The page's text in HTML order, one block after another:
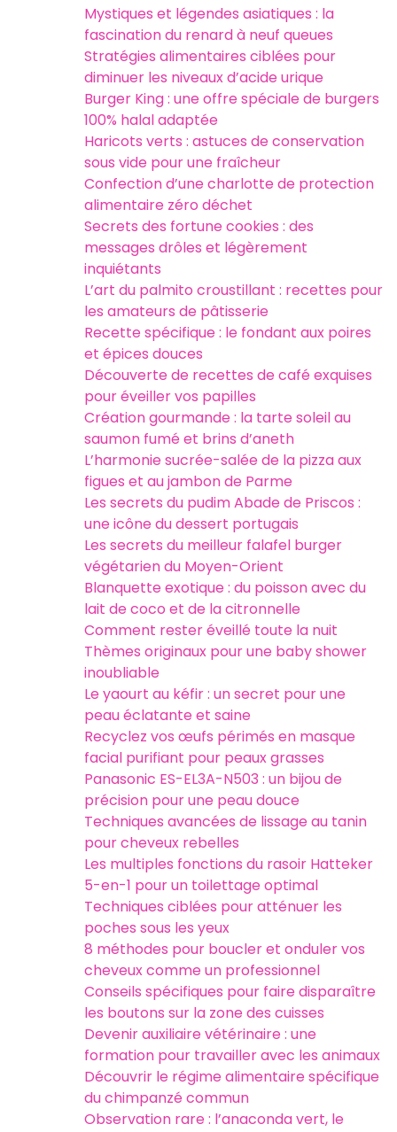
Mystiques et légendes asiatiques : la
fascination du renard à neuf queues
Stratégies alimentaires ciblées pour
diminuer les niveaux d’acide urique
Burger King : une offre spéciale de burgers
100% halal adaptée
Haricots verts : astuces de conservation
sous vide pour une fraîcheur
Confection d’une charlotte de protection
alimentaire zéro déchet
Secrets des fortune cookies : des
messages drôles et légèrement
inquiétants
L’art du palmito croustillant : recettes pour
les amateurs de pâtisserie
Recette spécifique : le fondant aux poires
et épices douces
Découverte de recettes de café exquises
pour éveiller vos papilles
Création gourmande : la tarte soleil au
saumon fumé et brins d’aneth
L’harmonie sucrée-salée de la pizza aux
figues et au jambon de Parme
Les secrets du pudim Abade de Priscos :
une icône du dessert portugais
Les secrets du meilleur falafel burger
végétarien du Moyen-Orient
Blanquette exotique : du poisson avec du
lait de coco et de la citronnelle
Comment rester éveillé toute la nuit
Thèmes originaux pour une baby shower
inoubliable
Le yaourt au kéfir : un secret pour une
peau éclatante et saine
Recyclez vos œufs périmés en masque
facial purifiant pour peaux grasses
Panasonic ES-EL3A-N503 : un bijou de
précision pour une peau douce
Techniques avancées de lissage au tanin
pour cheveux rebelles
Les multiples fonctions du rasoir Hatteker
5-en-1 pour un toilettage optimal
Techniques ciblées pour atténuer les
poches sous les yeux
8 méthodes pour boucler et onduler vos
cheveux comme un professionnel
Conseils spécifiques pour faire disparaître
les boutons sur la zone des cuisses
Devenir auxiliaire vétérinaire : une
formation pour travailler avec les animaux
Découvrir le régime alimentaire spécifique
du chimpanzé commun
Observation rare : l’anaconda vert, le